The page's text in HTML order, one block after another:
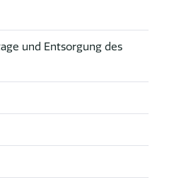
und Entsorgung des